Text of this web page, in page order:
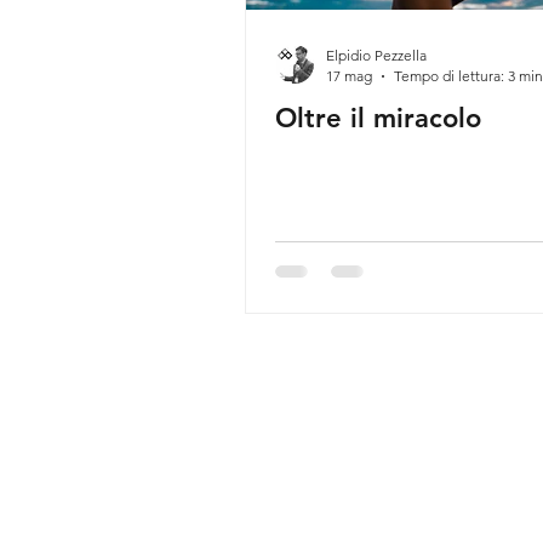
Oltre il miracolo
Elpidio Pezzella
17 mag
Tempo di lettura: 3 min